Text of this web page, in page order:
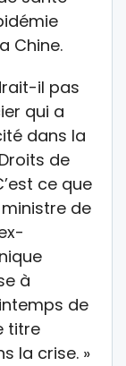
Chine.
il pas
qui a
dans la
de
ce que
de
à
de
titre
la crise. »